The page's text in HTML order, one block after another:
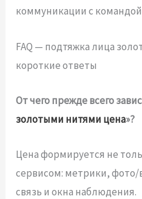
коммуникации с
FAQ — подтяжка лица
короткие ответы
От чего прежде всего
золотыми нитями цена»?
Цена формируется не
сервисом: метрики, фото/
связь и окна наблюдения.